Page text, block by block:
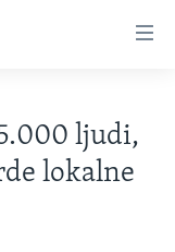
ljudi,
lokalne